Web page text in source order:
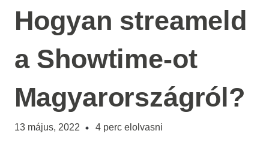
Hogyan streameld
a Showtime-ot
Magyarországról?
13 május, 2022 4 perc elolvasni